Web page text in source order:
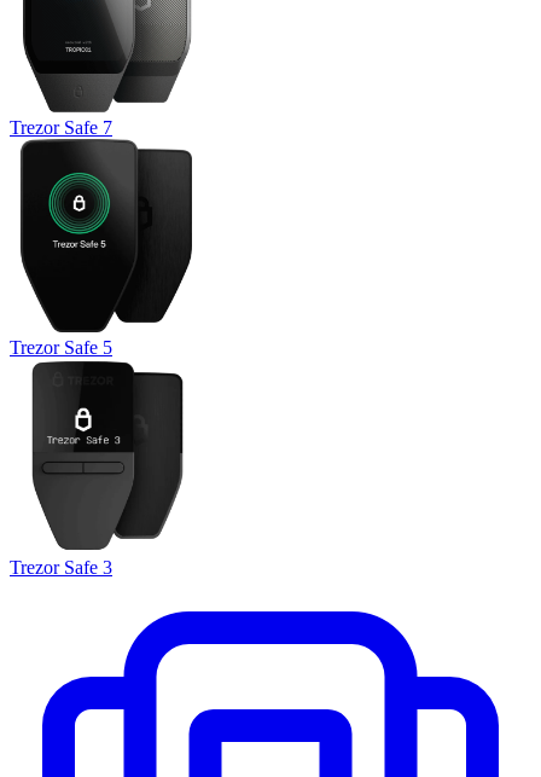
Trezor Safe 7
Trezor Safe 5
Trezor Safe 3